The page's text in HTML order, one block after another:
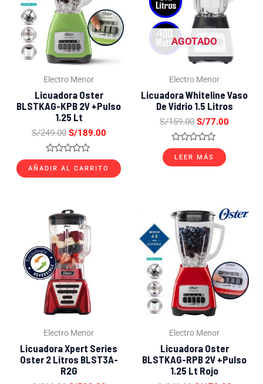
Electro Menor
Licuadora Oster
BLSTKAG-KPB 2V +Pulso
1.25 Lt
S/249.00 S/189.00
Valorado
con
0
AÑADIR AL CARRITO
AGOTADO
Electro Menor
Licuadora Whiteline Vaso
De Vidrio 1.5 Litros
S/159.00 S/77.00
Valorado
con
0
LEER MÁS
Electro Menor
Licuadora Xpert Series
Oster 2 Litros BLST3A-
R2G
El
precio
original
era:
S/899.00.
Electro Menor
Licuadora Oster
BLSTKAG-RPB 2V +Pulso
1.25 Lt Rojo
El
precio
original
era:
S/249.00.
El
precio